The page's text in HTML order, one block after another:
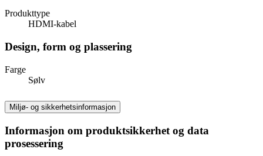
Produkttype
HDMI-kabel
Design, form og plassering
Farge
Sølv
Miljø- og sikkerhetsinformasjon
Informasjon om produktsikkerhet og data
prosessering